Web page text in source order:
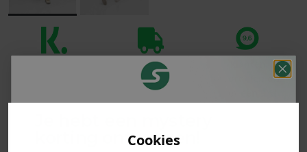
Cookies
Voor 23:59 besteld
is morgen in huis!*
beoordelen ons
korting ontvangen!